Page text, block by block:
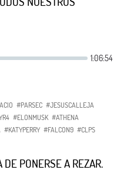
#PARSEC #JESUSCALLEJA
#ELONMUSK #ATHENA
#KATYPERRY #FALCON9 #CLPS
DE PONERSE A REZAR.